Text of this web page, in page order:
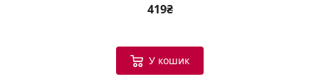
419₴
У кошик